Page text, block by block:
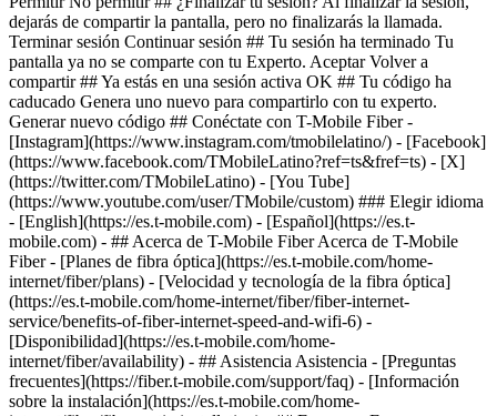
dejarás de compartir la pantalla, pero no finalizarás la llamada.
Terminar sesión Continuar sesión ## Tu sesión ha terminado Tu
pantalla ya no se comparte con tu Experto. Aceptar Volver a
compartir ## Ya estás en una sesión activa OK ## Tu código ha
caducado Genera uno nuevo para compartirlo con tu experto.
Generar nuevo código ## Conéctate con T-Mobile Fiber -
[Instagram](https://www.instagram.com/tmobilelatino/) - [Facebook]
(https://www.facebook.com/TMobileLatino?ref=ts&fref=ts) - [X]
(https://twitter.com/TMobileLatino) - [You Tube]
(https://www.youtube.com/user/TMobile/custom) ### Elegir idioma
- [English](https://es.t-mobile.com) - [Español](https://es.t-
mobile.com) - ## Acerca de T-Mobile Fiber Acerca de T-Mobile
Fiber - [Planes de fibra óptica](https://es.t-mobile.com/home-
internet/fiber/plans) - [Velocidad y tecnología de la fibra óptica]
(https://es.t-mobile.com/home-internet/fiber/fiber-internet-
service/benefits-of-fiber-internet-speed-and-wifi-6) -
[Disponibilidad](https://es.t-mobile.com/home-
internet/fiber/availability) - ## Asistencia Asistencia - [Preguntas
frecuentes](https://fiber.t-mobile.com/support/faq) - [Información
sobre la instalación](https://es.t-mobile.com/home-